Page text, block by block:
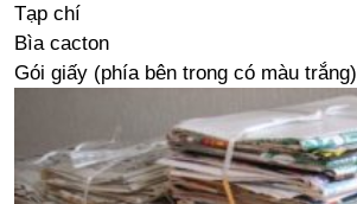
Tạp chí
Bìa cacton
Gói giấy (phía bên trong có màu trắng)